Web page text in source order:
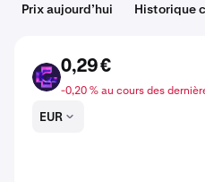
Prix aujourd’hui Historique
GENIUS
0,29 €
-0,20 % au cours des
EUR